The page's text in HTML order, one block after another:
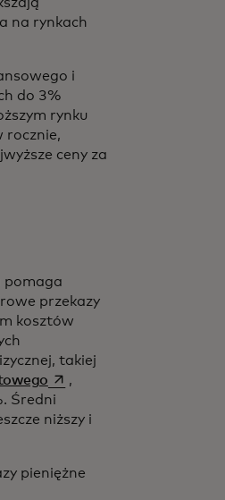
na rynkach
i
do 3%
rynku
rocznie,
ceny za
pomaga
przekazy
kosztów
takiej
opens in a new tab
,
Średni
niższy i
pieniężne